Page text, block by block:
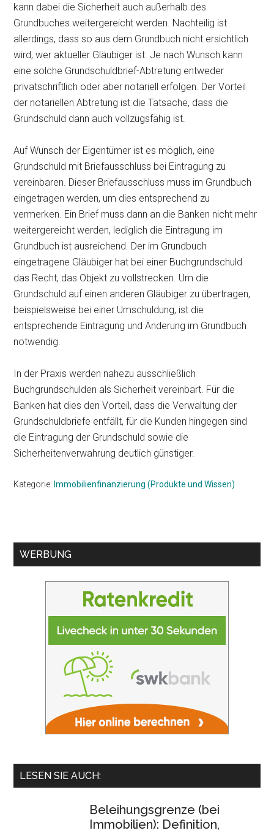
kann dabei die Sicherheit auch außerhalb des
Grundbuches weitergereicht werden. Nachteilig ist
allerdings, dass so aus dem Grundbuch nicht ersichtlich
wird, wer aktueller Gläubiger ist. Je nach Wunsch kann
eine solche Grundschuldbrief-Abtretung entweder
privatschriftlich oder aber notariell erfolgen. Der Vorteil
der notariellen Abtretung ist die Tatsache, dass die
Grundschuld dann auch vollzugsfähig ist.
Auf Wunsch der Eigentümer ist es möglich, eine
Grundschuld mit Briefausschluss bei Eintragung zu
vereinbaren. Dieser Briefausschluss muss im Grundbuch
eingetragen werden, um dies entsprechend zu
vermerken. Ein Brief muss dann an die Banken nicht mehr
weitergereicht werden, lediglich die Eintragung im
Grundbuch ist ausreichend. Der im Grundbuch
eingetragene Gläubiger hat bei einer Buchgrundschuld
das Recht, das Objekt zu vollstrecken. Um die
Grundschuld auf einen anderen Gläubiger zu übertragen,
beispielsweise bei einer Umschuldung, ist die
entsprechende Eintragung und Änderung im Grundbuch
notwendig.
In der Praxis werden nahezu ausschließlich
Buchgrundschulden als Sicherheit vereinbart. Für die
Banken hat dies den Vorteil, dass die Verwaltung der
Grundschuldbriefe entfällt, für die Kunden hingegen sind
die Eintragung der Grundschuld sowie die
Sicherheitenverwahrung deutlich günstiger.
Kategorie: Immobilienfinanzierung (Produkte und Wissen)
Seitenspalte
WERBUNG
LESEN SIE AUCH:
Beleihungsgrenze (bei
Immobilien): Definition,